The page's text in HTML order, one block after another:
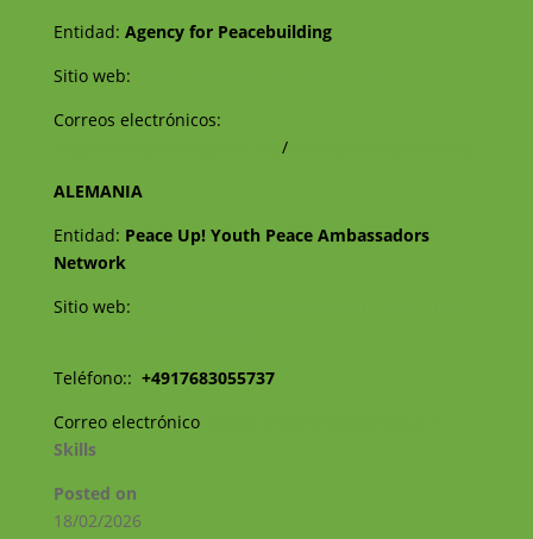
Entidad: Agency for Peacebuilding
Sitio web:
Correos electrónicos:
/info@peaceagency.org
ALEMANIA
Entidad: Peace Up! Youth Peace Ambassadors
Network
Sitio web:
Teléfono:: +4917683055737
Correo electrónico
Skills
Posted on
18/02/2026